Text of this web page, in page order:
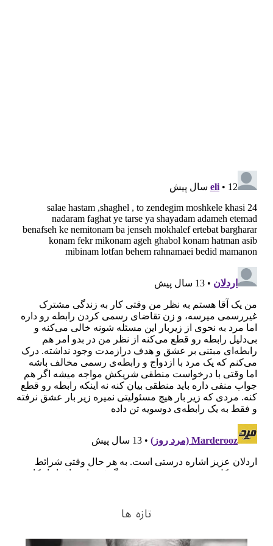
تازه ها